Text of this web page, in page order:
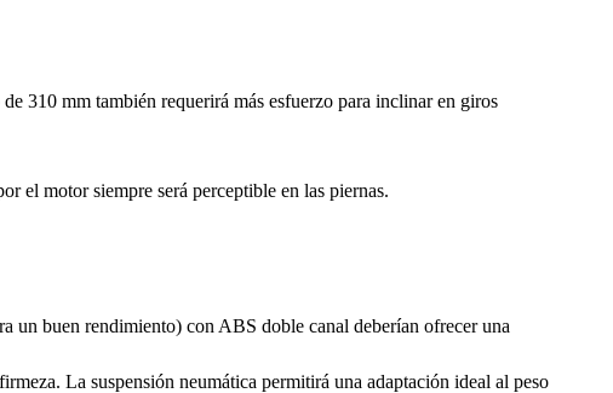
310 mm también requerirá más esfuerzo para inclinar en giros
el motor siempre será perceptible en las piernas.
un buen rendimiento) con ABS doble canal deberían ofrecer una
La suspensión neumática permitirá una adaptación ideal al peso